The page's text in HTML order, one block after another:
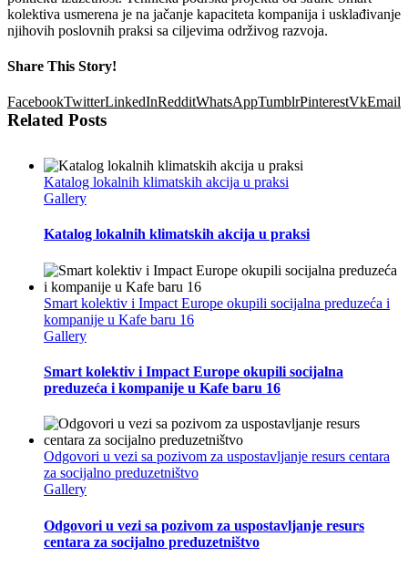
kolektiva usmerena je na jačanje kapaciteta kompanija i usklađivanje
njihovih poslovnih praksi sa ciljevima održivog razvoja.
Share This Story!
FacebookTwitterLinkedInRedditWhatsAppTumblrPinterestVkEmail
Related Posts
Katalog lokalnih klimatskih akcija u praksi
Gallery
Katalog lokalnih klimatskih akcija u praksi
Smart kolektiv i Impact Europe okupili socijalna preduzeća i
kompanije u Kafe baru 16
Gallery
Smart kolektiv i Impact Europe okupili socijalna
preduzeća i kompanije u Kafe baru 16
Odgovori u vezi sa pozivom za uspostavljanje resurs centara
za socijalno preduzetništvo
Gallery
Odgovori u vezi sa pozivom za uspostavljanje resurs
centara za socijalno preduzetništvo